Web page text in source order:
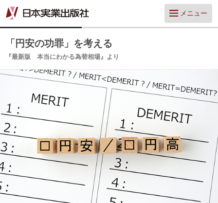
メニュー
「円安の功罪」を考える
『最新版 本当にわかる為替相場』より